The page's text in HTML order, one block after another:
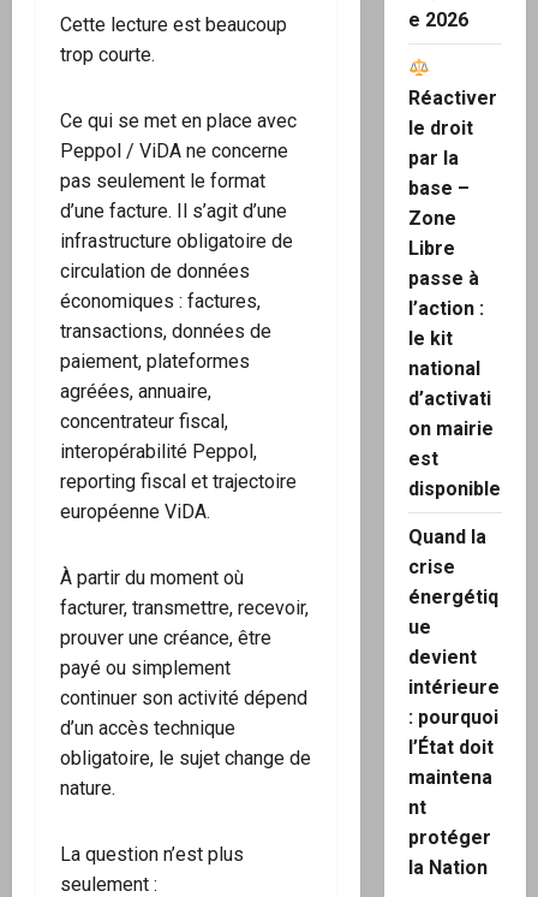
Cette lecture est beaucoup
trop courte.
Ce qui se met en place avec
Peppol / ViDA ne concerne
pas seulement le format
d’une facture. Il s’agit d’une
infrastructure obligatoire de
circulation de données
économiques : factures,
transactions, données de
paiement, plateformes
agréées, annuaire,
concentrateur fiscal,
interopérabilité Peppol,
reporting fiscal et trajectoire
européenne ViDA.
À partir du moment où
facturer, transmettre, recevoir,
prouver une créance, être
payé ou simplement
continuer son activité dépend
d’un accès technique
obligatoire, le sujet change de
nature.
La question n’est plus
seulement :
e 2026
Réactiver
le droit
par la
base –
Zone
Libre
passe à
l’action :
le kit
national
d’activati
on mairie
est
disponible
Quand la
crise
énergétiq
ue
devient
intérieure
: pourquoi
l’État doit
maintena
nt
protéger
la Nation